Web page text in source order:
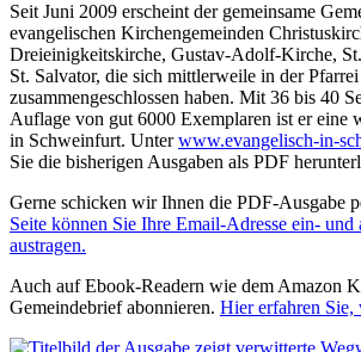
Seit Juni 2009 erscheint der gemeinsame
evangelischen Kirchengemeinden
Dreieinigkeitskirche, Gustav-Adolf-Kirche,
St. Salvator, die sich mittlerweile in der
zusammengeschlossen haben. Mit 36 bis 40
Auflage von gut 6000 Exemplaren ist er eine
in Schweinfurt. Unterwww.evangelisch-in-
Sie die bisherigen Ausgaben als PDF
Gerne schicken wir Ihnen die PDF-Ausgabe
Seite können Sie Ihre Email-Adresse ein- und
austragen.
Auch auf Ebook-Readern wie dem Amazon
Gemeindebrief abonnieren. Hier erfahren Sie,